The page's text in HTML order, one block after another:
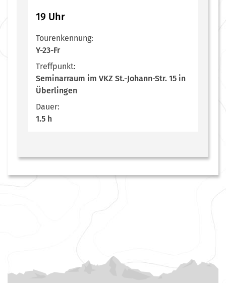
19 Uhr
Tourenkennung:
Y-23-Fr
Treffpunkt:
Seminarraum im VKZ St.-Johann-Str. 15 in
Überlingen
Dauer:
1.5 h